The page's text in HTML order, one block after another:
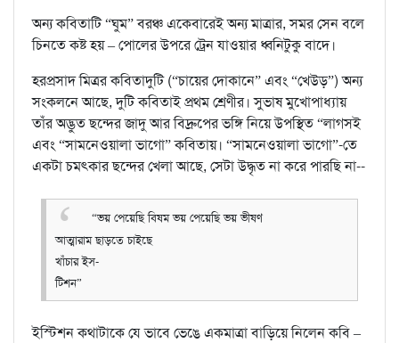
অন্য কবিতাটি “ঘুম” বরঞ্চ একেবারেই অন্য মাত্রার, সমর সেন বলে
চিনতে কষ্ট হয় – পোলের উপরে ট্রেন যাওয়ার ধ্বনিটুকু বাদে।
হরপ্রসাদ মিত্রর কবিতাদুটি (“চায়ের দোকানে” এবং “খেউড়”) অন্য
সংকলনে আছে, দুটি কবিতাই প্রথম শ্রেণীর। সুভাষ মুখোপাধ্যায়
তাঁর অদ্ভুত ছন্দের জাদু আর বিদ্রুপের ভঙ্গি নিয়ে উপস্থিত “লাগসই
এবং “সামনেওয়ালা ভাগো” কবিতায়। “সামনেওয়ালা ভাগো”-তে
একটা চমৎকার ছন্দের খেলা আছে, সেটা উদ্ধৃত না করে পারছি না--
“ভয় পেয়েছি বিষম ভয় পেয়েছি ভয় ভীষণ
আত্মারাম ছাড়তে চাইছে
খাঁচার ইস-
টিশন”
ইস্টিশন কথাটাকে যে ভাবে ভেঙে একমাত্রা বাড়িয়ে নিলেন কবি –